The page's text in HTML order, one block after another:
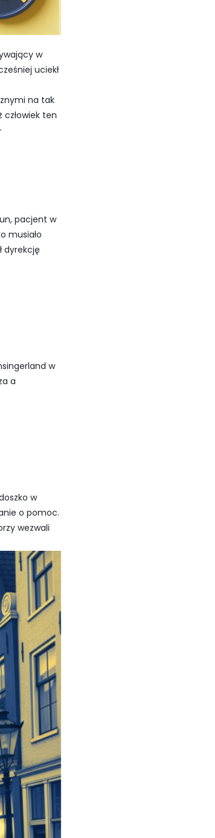
w
uciekł
na tak
ten
pacjent w
musiało
dyrekcję
w
a
w
o pomoc.
wezwali